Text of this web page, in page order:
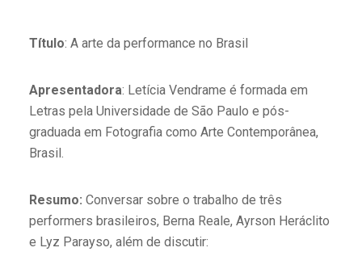
Título: A arte da performance no Brasil
Apresentadora: Letícia Vendrame é formada em
Letras pela Universidade de São Paulo e pós-
graduada em Fotografia como Arte Contemporânea,
Brasil.
Resumo: Conversar sobre o trabalho de três
performers brasileiros, Berna Reale, Ayrson Heráclito
e Lyz Parayso, além de discutir: